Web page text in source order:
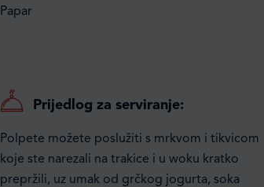
Papar
Prijedlog za serviranje:
Polpete možete poslužiti s mrkvom i tikvicom
koje ste narezali na trakice i u woku kratko
prepržili, uz umak od grčkog jogurta, soka